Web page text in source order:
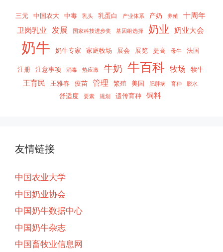
三元 中国农大 中毒 乳头 乳蛋白 产业体系 产奶 养殖
十周年
卫岗乳业 发展 国家科技进步奖 基因组选择 奶业 奶业大会
奶牛 奶牛专家 家庭牧场 展会 展览 提高 母牛 法国
注册 注意事项 消毒 热应激 牛奶 牛百科 牧场 犊牛
王育民 王雅春 疫苗 管理 繁殖 美国 肥胖病 育种 脱水
舒适度 要素 规划 遗传育种 饲料
友情链接
中国农业大学
中国奶业协会
中国奶牛数据中心
中国奶牛杂志
中国畜牧业信息网